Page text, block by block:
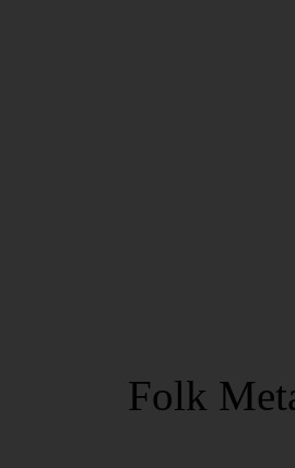
Folk